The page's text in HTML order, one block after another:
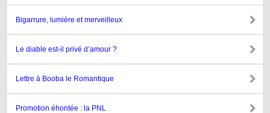
Bigarrure, lumière et merveilleux
Le diable est-il privé d’amour ?
Lettre à Booba le Romantique
Promotion éhontée : la PNL